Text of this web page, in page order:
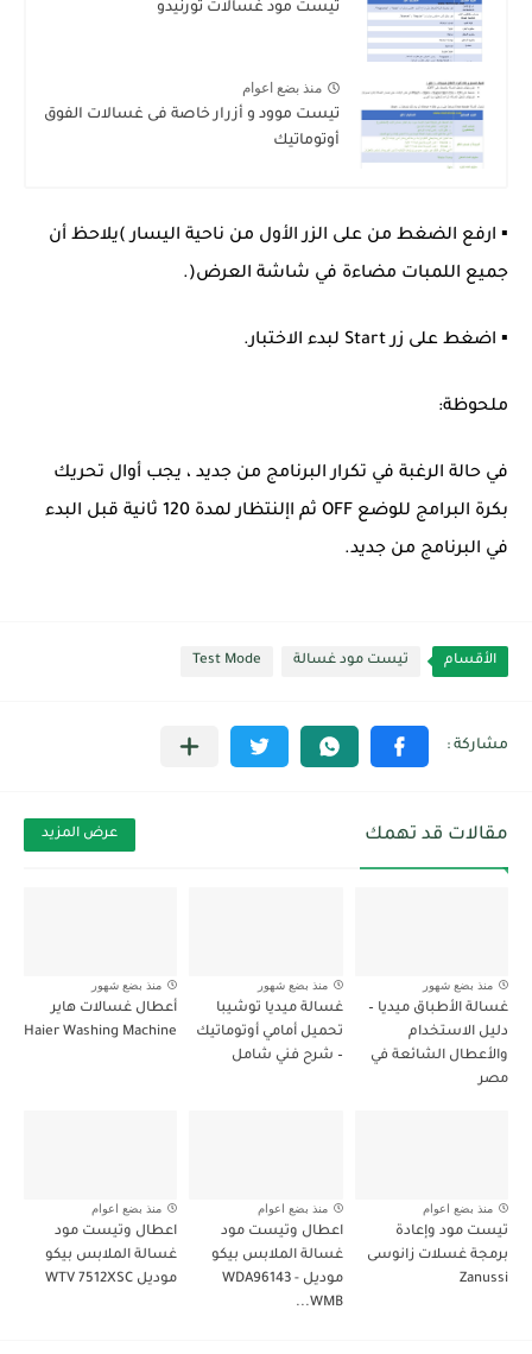
تيست مود غسالات تورنيدو
منذ بضع اعوام
تيست موود و أزرار خاصة فى غسالات الفوق
أوتوماتيك
▪ ارفع الضغط من على الزر الأول من ناحية اليسار )يلاحظ أن
جميع اللمبات مضاءة في شاشة العرض(.
▪ اضغط على زر Start لبدء الاختبار.
ملحوظة:
في حالة الرغبة في تكرار البرنامج من جديد ، يجب أوال تحريك
بكرة البرامج للوضع OFF ثم اإلنتظار لمدة 120 ثانية قبل البدء
في البرنامج من جديد.
الأقسام تيست مود غسالة Test Mode
مقالات قد تهمك عرض المزيد
منذ بضع شهور
غسالة الأطباق ميديا –
دليل الاستخدام
والأعطال الشائعة في
مصر
منذ بضع شهور
غسالة ميديا توشيبا
تحميل أمامي أوتوماتيك
– شرح فني شامل
منذ بضع شهور
أعطال غسالات هاير
Haier Washing Machine
منذ بضع اعوام
تيست مود وإعادة
برمجة غسلات زانوسى
Zanussi
منذ بضع اعوام
اعطال وتيست مود
غسالة الملابس بيكو
موديل WDA96143 -
WMB...
منذ بضع اعوام
اعطال وتيست مود
غسالة الملابس بيكو
موديل WTV 7512XSC